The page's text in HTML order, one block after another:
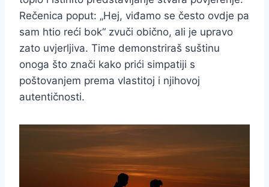
Rečenica poput: „Hej, viđamo se često ovdje pa
sam htio reći bok“ zvuči obično, ali je upravo
zato uvjerljiva. Time demonstriraš suštinu
onoga što znači kako prići simpatiji s
poštovanjem prema vlastitoj i njihovoj
autentičnosti.